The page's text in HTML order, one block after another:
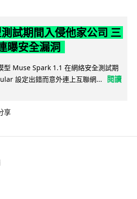
試期間入侵他家公司 三
曝安全漏洞
型 Muse Spark 1.1 在網絡安全測試期
設定出錯而意外連上互聯網...
閱讀
享